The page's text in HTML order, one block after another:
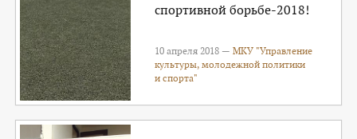
спортивной борьбе-2018!
10 апреля 2018 —МКУ "Управление
культуры, молодежной политики
и спорта"